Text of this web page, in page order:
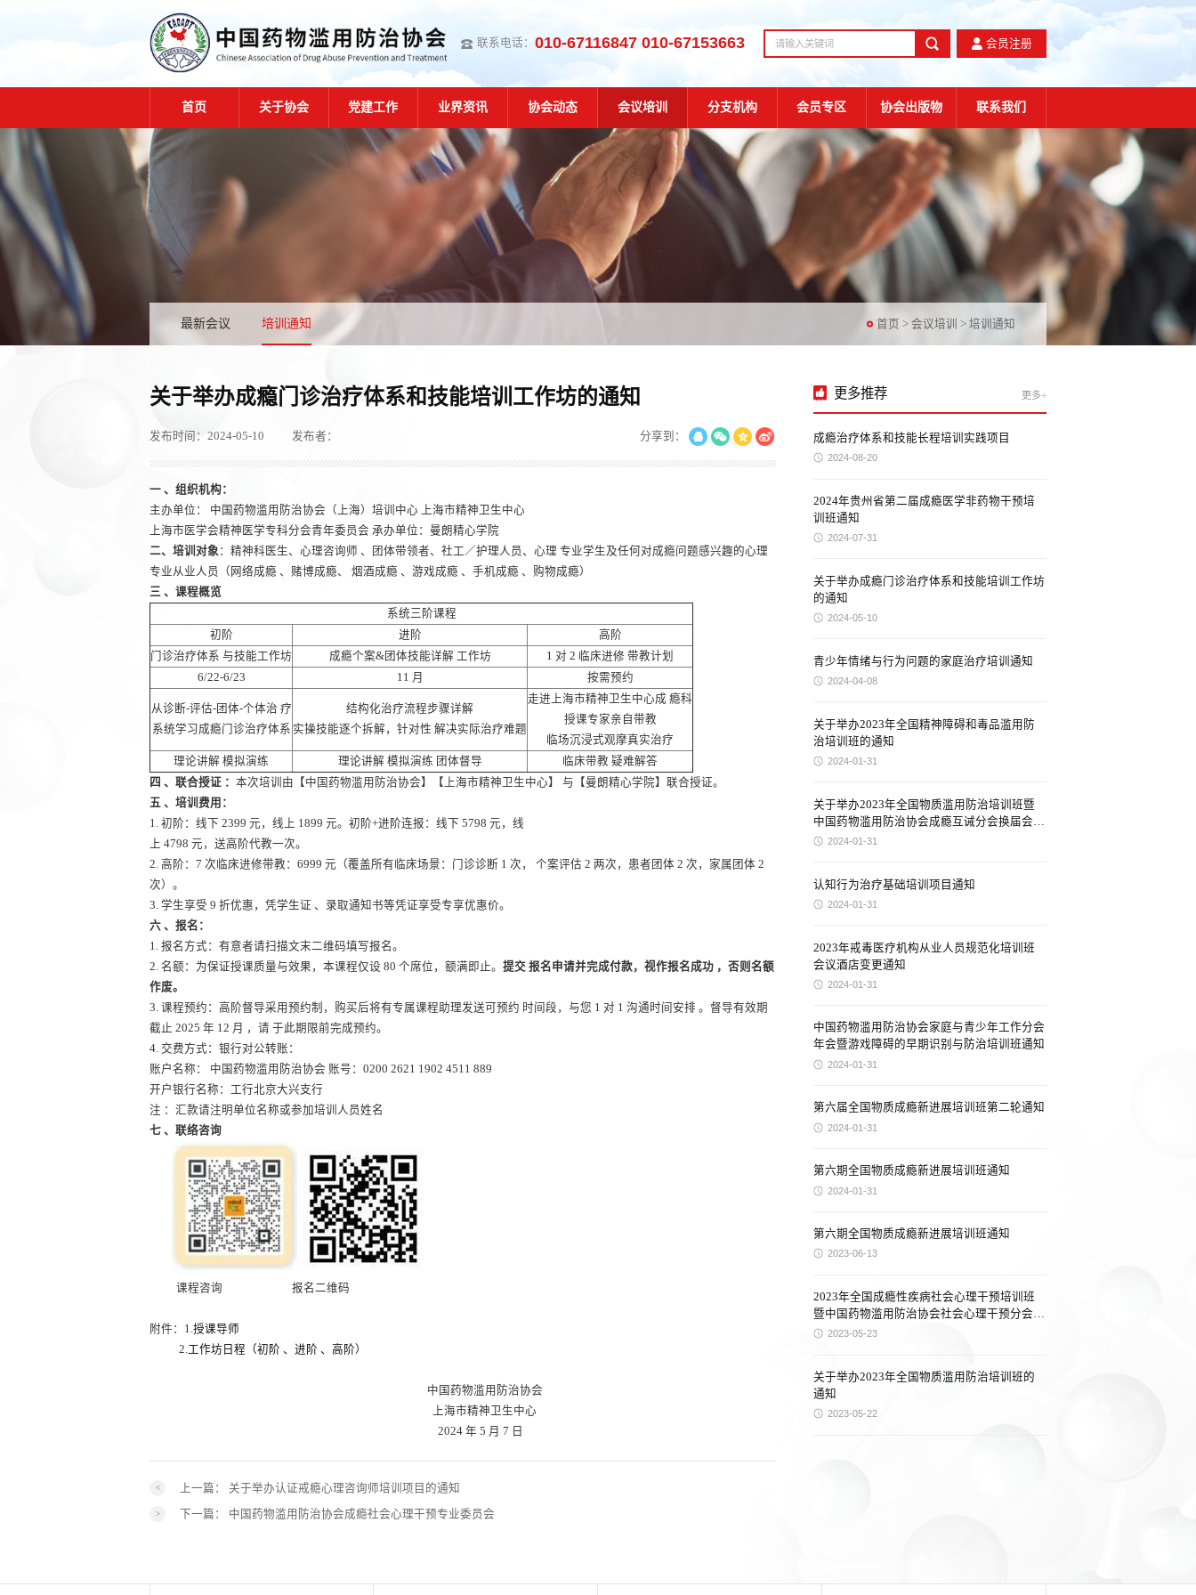
联系电话：010-67116847 010-67153663 会员注册
首页 关于协会 党建工作 业界资讯 协会动态 会议培训 分支机构 会员专区 协会出版物 联系我们
最新会议 培训通知 首页 >会议培训 >培训通知
关于举办成瘾门诊治疗体系和技能培训工作坊的通知
发布时间：2024-05-10 发布者： 分享到：
一 、组织机构：
主办单位： 中国药物滥用防治协会（上海）培训中心 上海市精神卫生中心
上海市医学会精神医学专科分会青年委员会 承办单位：曼朗精心学院
二、培训对象 ：精神科医生、心理咨询师 、团体带领者、社工／护理人员、心理 专业学生及任何对成瘾问题感兴趣的心理
专业从业人员（网络成瘾 、赌博成瘾、 烟酒成瘾 、游戏成瘾 、手机成瘾 、购物成瘾）
三 、课程概览
系统三阶课程
初阶
进阶
高阶
门诊治疗体系 与技能工作坊
成瘾个案&团体技能详解 工作坊
1 对 2 临床进修 带教计划
6/22-6/23
11 月 按需预约
从诊断-评估-团体-个体治 疗
系统学习成瘾门诊治疗体系
结构化治疗流程步骤详解
实操技能逐个拆解，针对性 解决实际治疗难题
走进上海市精神卫生中心成 瘾科
授课专家亲自带教
临场沉浸式观摩真实治疗
理论讲解 模拟演练
理论讲解 模拟演练 团体督导
临床带教 疑难解答
四 、联合授证 ： 本次培训由【中国药物滥用防治协会】【上海市精神卫生中心】 与【曼朗精心学院】联合授证。
五 、培训费用：
1. 初阶：线下 2399 元，线上 1899 元。初阶+进阶连报：线下 5798 元，线
上 4798 元，送高阶代教一次。
2. 高阶：7 次临床进修带教：6999 元（覆盖所有临床场景：门诊诊断 1 次， 个案评估 2 两次，患者团体 2 次，家属团体 2
次）。
3. 学生享受 9 折优惠，凭学生证 、录取通知书等凭证享受专享优惠价。
六 、报名：
1. 报名方式：有意者请扫描文末二维码填写报名。
2. 名额：为保证授课质量与效果，本课程仅设 80 个席位，额满即止。 提交 报名申请并完成付款，视作报名成功 ，否则名额
作废。
3. 课程预约：高阶督导采用预约制，购买后将有专属课程助理发送可预约 时间段，与您 1 对 1 沟通时间安排 。督导有效期
截止 2025 年 12 月 ，请 于此期限前完成预约。
4. 交费方式：银行对公转账：
账户名称： 中国药物滥用防治协会 账号：0200 2621 1902 4511 889
开户银行名称：工行北京大兴支行
注 ：汇款请注明单位名称或参加培训人员姓名
七 、联络咨询
课程咨询 报名二维码
附件：1.授课导师
2.工作坊日程（初阶 、进阶 、高阶）
中国药物滥用防治协会
上海市精神卫生中心
2024 年 5 月 7 日
上一篇： 关于举办认证戒瘾心理咨询师培训项目的通知
下一篇： 中国药物滥用防治协会成瘾社会心理干预专业委员会
更多推荐 更多+
成瘾治疗体系和技能长程培训实践项目
2024-08-20
2024年贵州省第二届成瘾医学非药物干预培
训班通知
2024-07-31
关于举办成瘾门诊治疗体系和技能培训工作坊
的通知
2024-05-10
青少年情绪与行为问题的家庭治疗培训通知
2024-04-08
关于举办2023年全国精神障碍和毒品滥用防
治培训班的通知
2024-01-31
关于举办2023年全国物质滥用防治培训班暨
中国药物滥用防治协会成瘾互诫分会换届会议
的通知
2024-01-31
认知行为治疗基础培训项目通知
2024-01-31
2023年戒毒医疗机构从业人员规范化培训班
会议酒店变更通知
2024-01-31
中国药物滥用防治协会家庭与青少年工作分会
年会暨游戏障碍的早期识别与防治培训班通知
2024-01-31
第六届全国物质成瘾新进展培训班第二轮通知
2024-01-31
第六期全国物质成瘾新进展培训班通知
2024-01-31
第六期全国物质成瘾新进展培训班通知
2023-06-13
2023年全国成瘾性疾病社会心理干预培训班
暨中国药物滥用防治协会社会心理干预分会年
会通知（第二轮）
2023-05-23
关于举办2023年全国物质滥用防治培训班的
通知
2023-05-22